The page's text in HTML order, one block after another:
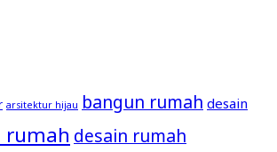
arsitektur hijau bangun rumah desain
rumah desain rumah